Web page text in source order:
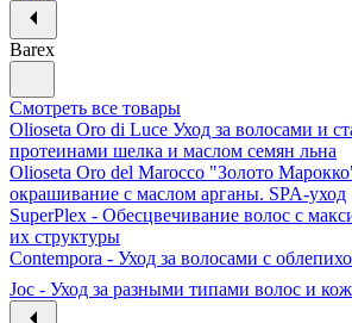
Barex
Смотреть все товары
Olioseta Oro di Luce Уход за волосами и
протеинами шелка и маслом семян льна
Olioseta Oro del Marocco "Золото
окрашивание с маслом арганы. SPA-уход
SuperPlex - Обесцвечивание волос с
их структуры
Contempora - Уход за волосами с
Joc - Уход за разными типами волос и